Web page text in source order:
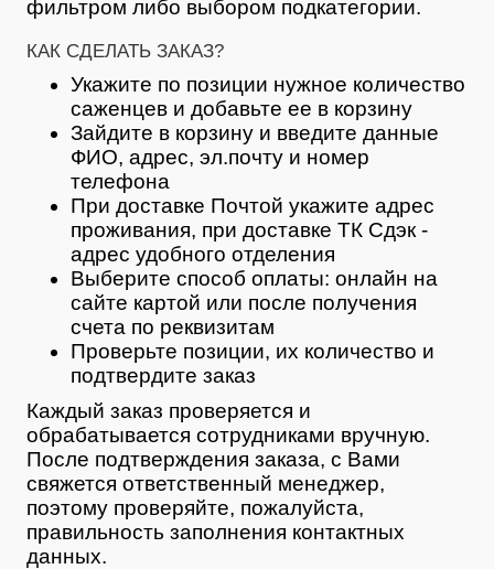
фильтром либо выбором подкатегории.
КАК СДЕЛАТЬ ЗАКАЗ?
Укажите по позиции нужное количество
саженцев и добавьте ее в корзину
Зайдите в корзину и введите данные
ФИО, адрес, эл.почту и номер
телефона
При доставке Почтой укажите адрес
проживания, при доставке ТК Сдэк -
адрес удобного отделения
Выберите способ оплаты: онлайн на
сайте картой или после получения
счета по реквизитам
Проверьте позиции, их количество и
подтвердите заказ
Каждый заказ проверяется и
обрабатывается сотрудниками вручную.
После подтверждения заказа, с Вами
свяжется ответственный менеджер,
поэтому проверяйте, пожалуйста,
правильность заполнения контактных
данных.